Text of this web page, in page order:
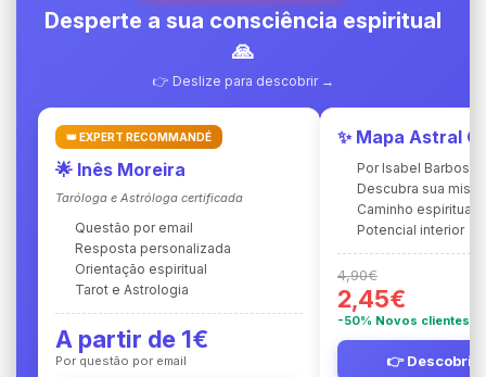
Desperte a sua consciência espiritual
🙏
👉 Deslize para descobrir →
👑 EXPERT RECOMMANDÉ
🌟 Inês Moreira
Taróloga e Astróloga certificada
Questão por email
Resposta personalizada
Orientação espiritual
Tarot e Astrologia
A partir de 1€
Por questão por email
✨ Mapa Astral
Por Isabel Barbosa
Descubra sua
Caminho espiritual
Potencial interior
4,90€
2,45€
-50% Novos clientes
👉 Descobrir